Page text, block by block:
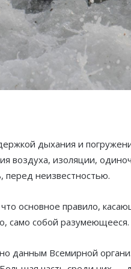
дыхания и
воздуха, изоляции,
перед неизвестностью.
основное правило,
само собой разумеющееся.
данным Всемирной